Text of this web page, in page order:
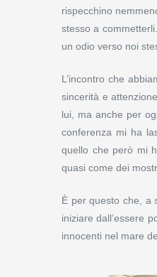
rispecchino
stesso a
un odio verso noi
L’incontro che
sincerità e
lui, ma anche per
conferenza mi ha
quello che però mi
quasi come dei
È per questo che, a
iniziare dall’essere
innocenti nel mare